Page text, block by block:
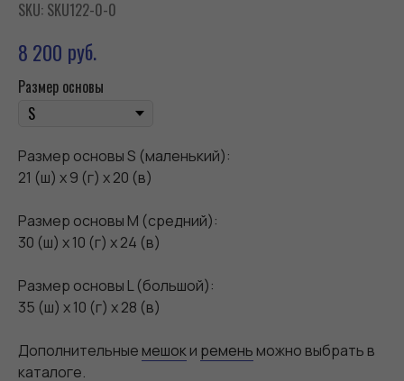
SKU: SKU122-0-0
8 200 руб.
Размер основы
Размер основы S (маленький):
21 (ш) х 9 (г) х 20 (в)
Размер основы M (средний):
30 (ш) х 10 (г) х 24 (в)
Размер основы L (большой):
35 (ш) х 10 (г) х 28 (в)
Дополнительные мешоки ремень можно выбрать в
каталоге.